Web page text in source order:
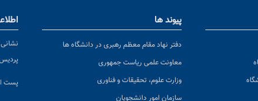
پیوند ها
دفتر نهاد مقام معظم رهبری در دانشگاه ها
معاونت علمی ریاست جمهوری
وزارت علوم، تحقیقات و فناوری
سازمان امور دانشجویان
پست